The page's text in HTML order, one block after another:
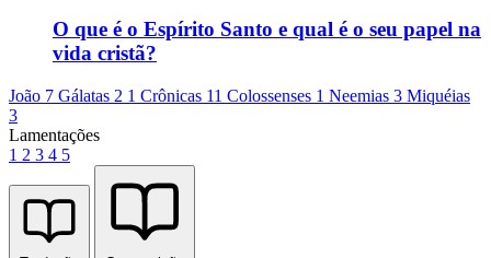
O que é o Espírito Santo e qual é o seu papel na
vida cristã?
João 7 Gálatas 2 1 Crônicas 11 Colossenses 1 Neemias 3 Miquéias
3
Lamentações
1 2 3 4 5